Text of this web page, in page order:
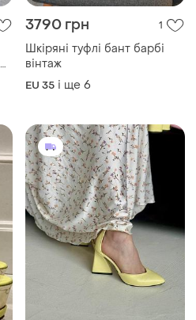
3790 грн 1
Шкіряні туфлі бант барбі
вінтаж
EU 35 і ще 6